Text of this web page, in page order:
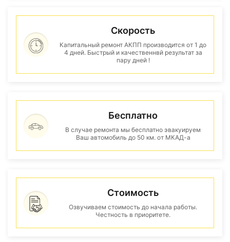
Скорость
Капитальный ремонт АКПП производится от 1 до
4 дней. Быстрый и качественнвй результат за
пару дней !
Бесплатно
В случае ремонта мы бесплатно эвакуируем
Ваш автомобиль до 50 км. от МКАД-а
Стоимость
Озвучиваем стоимость до начала работы.
Честность в приоритете.